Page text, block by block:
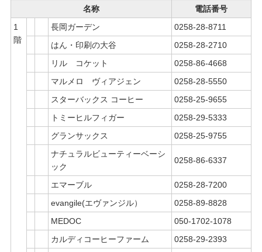
名称
電話番号
1
階
長岡ガーデン
0258-28-8711
はん・印刷の大谷
0258-28-2710
リル コケット
0258-86-4668
マルメロ ヴィアジェン
0258-28-5550
スターバックス コーヒー
0258-25-9655
トミーヒルフィガー
0258-29-5333
グランサックス
0258-25-9755
ナチュラルビューティーベーシ
ック
0258-86-6337
エマーブル
0258-28-7200
evangile(エヴァンジル）
0258-89-8828
MEDOC
050-1702-1078
カルディコーヒーファーム
0258-29-2393